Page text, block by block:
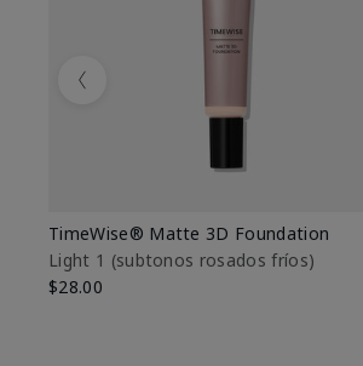
TimeWise® Matte 3D Foundation
Light 1​ (subtonos rosados fríos)
$28.00
Previous